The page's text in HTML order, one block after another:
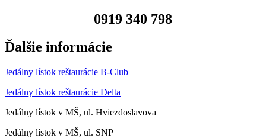
0919 340 798
Ďalšie informácie
Jedálny lístok reštaurácie B-Club
Jedálny lístok reštaurácie Delta
Jedálny lístok v MŠ, ul. Hviezdoslavova
Jedálny lístok v MŠ, ul. SNP